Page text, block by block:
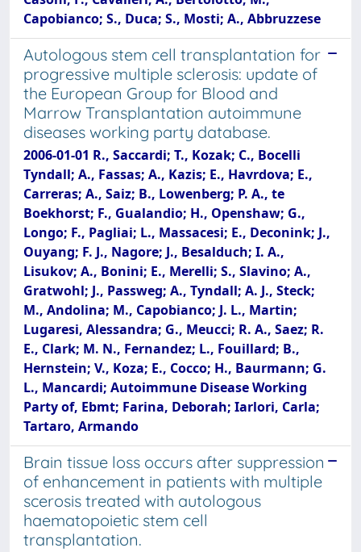
Capobianco; S., Duca; S., Mosti; A., Abbruzzese
Autologous stem cell transplantation for
progressive multiple sclerosis: update of
the European Group for Blood and
Marrow Transplantation autoimmune
diseases working party database.
2006-01-01 R., Saccardi; T., Kozak; C., Bocelli
Tyndall; A., Fassas; A., Kazis; E., Havrdova; E.,
Carreras; A., Saiz; B., Lowenberg; P. A., te
Boekhorst; F., Gualandio; H., Openshaw; G.,
Longo; F., Pagliai; L., Massacesi; E., Deconink; J.,
Ouyang; F. J., Nagore; J., Besalduch; I. A.,
Lisukov; A., Bonini; E., Merelli; S., Slavino; A.,
Gratwohl; J., Passweg; A., Tyndall; A. J., Steck;
M., Andolina; M., Capobianco; J. L., Martin;
Lugaresi, Alessandra; G., Meucci; R. A., Saez; R.
E., Clark; M. N., Fernandez; L., Fouillard; B.,
Hernstein; V., Koza; E., Cocco; H., Baurmann; G.
L., Mancardi; Autoimmune Disease Working
Party of, Ebmt; Farina, Deborah; Iarlori, Carla;
Tartaro, Armando
Brain tissue loss occurs after suppression
of enhancement in patients with multiple
scerosis treated with autologous
haematopoietic stem cell
transplantation.